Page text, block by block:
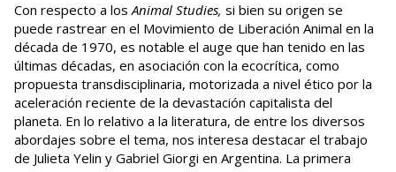
Con respecto a losAnimal Studies, si bien su origen se
puede rastrear en el Movimiento de Liberación Animal en la
década de 1970, es notable el auge que han tenido en las
últimas décadas, en asociación con la ecocrítica, como
propuesta transdisciplinaria, motorizada a nivel ético por la
aceleración reciente de la devastación capitalista del
planeta. En lo relativo a la literatura, de entre los diversos
abordajes sobre el tema, nos interesa destacar el trabajo
de Julieta Yelin y Gabriel Giorgi en Argentina. La primera